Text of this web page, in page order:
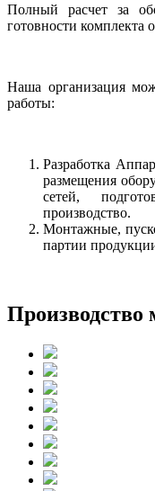
Полный расчет за
готовности комплекта
Наша организация
работы:
Разработка
размещения
сетей,
производство.
Монтажные,
партии
Производство